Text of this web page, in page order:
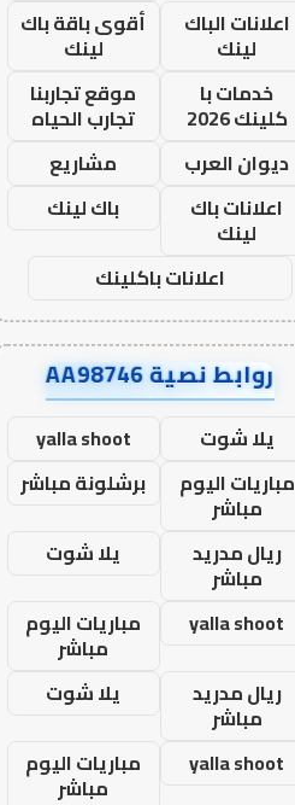
اعلانات الباك
لينك
أقوى باقة باك
لينك
خدمات با
كلينك 2026
موقع تجاربنا
تجارب الحياه
ديوان العرب
مشاريع
اعلانات باك
لينك
باك لينك
اعلانات باكلينك
روابط نصية AA98746
يلا شوت
yalla shoot
مباريات اليوم
مباشر
برشلونة مباشر
ريال مدريد
مباشر
يلا شوت
yalla shoot
مباريات اليوم
مباشر
ريال مدريد
مباشر
يلا شوت
yalla shoot
مباريات اليوم
مباشر